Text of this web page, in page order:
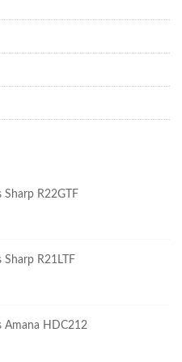
R22GTF
R21LTF
Amana HDC212